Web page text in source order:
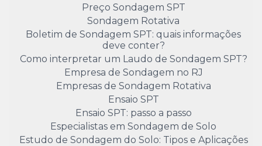
Preço Sondagem SPT
Sondagem Rotativa
Boletim de Sondagem SPT: quais informações
deve conter?
Como interpretar um Laudo de Sondagem SPT?
Empresa de Sondagem no RJ
Empresas de Sondagem Rotativa
Ensaio SPT
Ensaio SPT: passo a passo
Especialistas em Sondagem de Solo
Estudo de Sondagem do Solo: Tipos e Aplicações